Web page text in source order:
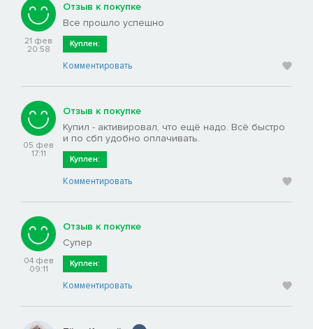
21 фев
20:58
Отзыв к покупке
Все прошло успешно
Куплен:
Комментировать
05 фев
17:11
Отзыв к покупке
Купил - активировал, что ещё надо. Всё быстро
и по сбп удобно оплачивать.
Куплен:
Комментировать
04 фев
09:11
Отзыв к покупке
Супер
Куплен:
Комментировать